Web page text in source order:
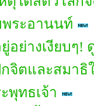
ระอานนท์
อย่างเงียบๆ!
จิตและสมาธิ
พุทธเจ้า